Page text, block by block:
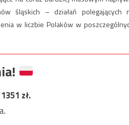
śląskich – działań polegających
w liczbie Polaków w
1351 zł.